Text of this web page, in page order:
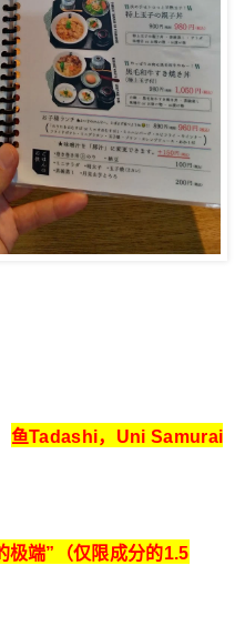
鱼Tadashi，Uni Samurai
极端”（仅限成分的1.5